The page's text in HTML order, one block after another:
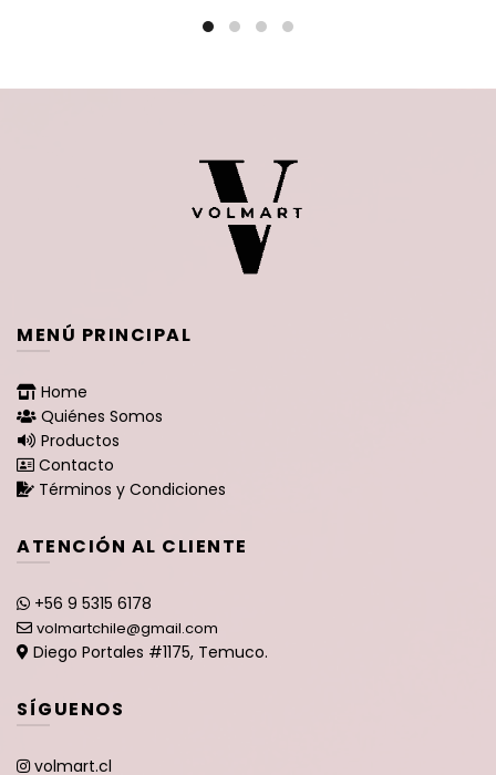
MENÚ PRINCIPAL
Home
Quiénes Somos
Productos
Contacto
Términos y Condiciones
ATENCIÓN AL CLIENTE
+56 9 5315 6178
volmartchile@gmail.com
Diego Portales #1175, Temuco.
SÍGUENOS
volmart.cl